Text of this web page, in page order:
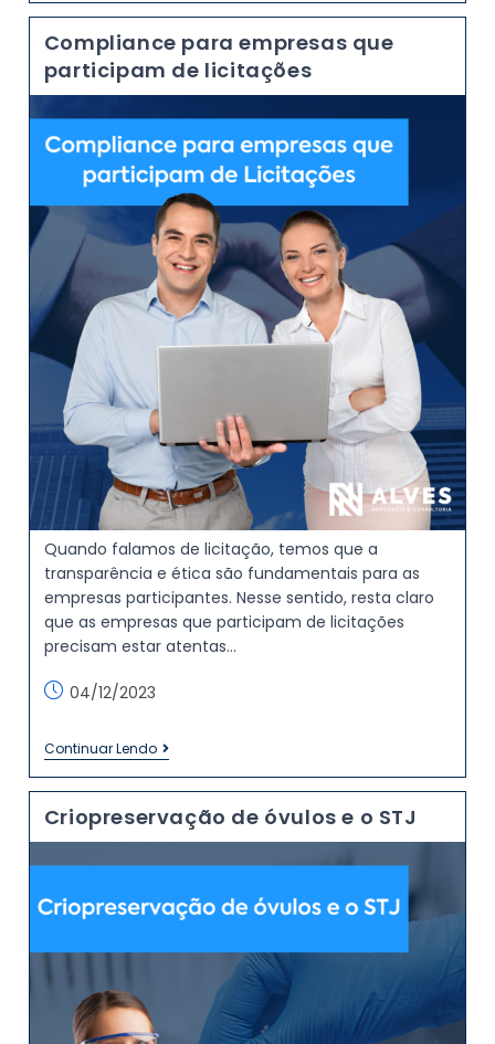
Compliance para empresas que
participam de licitações
Quando falamos de licitação, temos que a
transparência e ética são fundamentais para as
empresas participantes. Nesse sentido, resta claro
que as empresas que participam de licitações
precisam estar atentas…
04/12/2023
Continuar Lendo
Criopreservação de óvulos e o STJ